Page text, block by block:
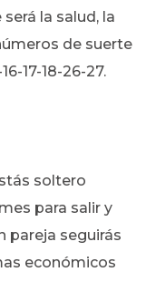
la salud, la
de suerte
17-18-26-27.
soltero
para salir y
pareja seguirás
económicos